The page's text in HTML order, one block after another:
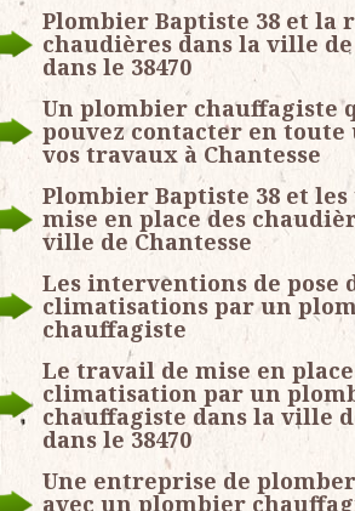
Plombier Baptiste 38 et la
chaudières dans la ville de
dans le 38470
Un plombier chauffagiste
pouvez contacter en
vos travaux à Chantesse
Plombier Baptiste 38 et
mise en place des
ville de Chantesse
Les interventions de pose
climatisations par un
chauffagiste
Le travail de mise en
climatisation par un
chauffagiste dans la ville
dans le 38470
Une entreprise de
avec un plombier